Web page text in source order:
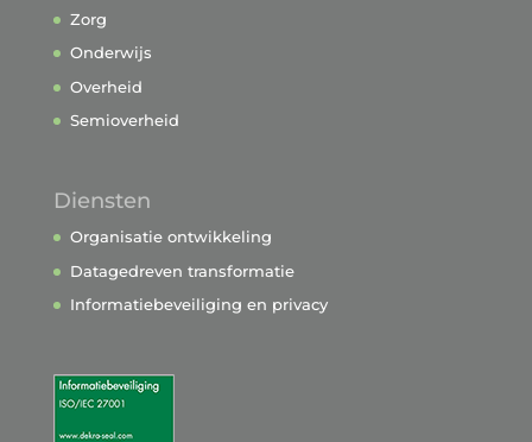
Zorg
Onderwijs
Overheid
Semioverheid
Diensten
Organisatie ontwikkeling
Datagedreven transformatie
Informatiebeveiliging en privacy